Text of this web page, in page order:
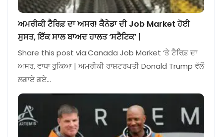
ਅਮਰੀਕੀ ਟੈਰਿਫ਼ ਦਾ ਅਸਰ! ਕੈਨੇਡਾ ਦੀ Job Market ਹੋਈ
ਸੁਸਤ, ਇੱਕ ਸਾਲ ਬਾਅਦ ਹਾਲਤ ‘ਸਟੈਟਿਕ’ |
Share this post via:Canada Job Market ‘ਤੇ ਟੈਰਿਫ਼ ਦਾ
ਅਸਰ, ਵਾਧਾ ਰੁਕਿਆ | ਅਮਰੀਕੀ ਰਾਸ਼ਟਰਪਤੀ Donald Trump ਵੱਲੋਂ
ਲਗਾਏ ਗਏ…